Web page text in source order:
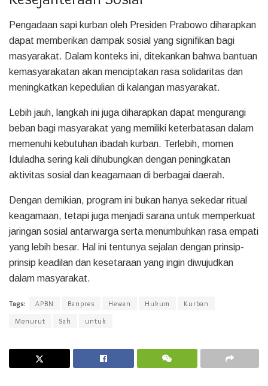
Pengadaan sapi kurban oleh Presiden Prabowo diharapkan
dapat memberikan dampak sosial yang signifikan bagi
masyarakat. Dalam konteks ini, ditekankan bahwa bantuan
kemasyarakatan akan menciptakan rasa solidaritas dan
meningkatkan kepedulian di kalangan masyarakat.
Lebih jauh, langkah ini juga diharapkan dapat mengurangi
beban bagi masyarakat yang memiliki keterbatasan dalam
memenuhi kebutuhan ibadah kurban. Terlebih, momen
Iduladha sering kali dihubungkan dengan peningkatan
aktivitas sosial dan keagamaan di berbagai daerah.
Dengan demikian, program ini bukan hanya sekedar ritual
keagamaan, tetapi juga menjadi sarana untuk memperkuat
jaringan sosial antarwarga serta menumbuhkan rasa empati
yang lebih besar. Hal ini tentunya sejalan dengan prinsip-
prinsip keadilan dan kesetaraan yang ingin diwujudkan
dalam masyarakat.
Tags: APBN Banpres Hewan Hukum
Kurban
Menurut
Sah untuk